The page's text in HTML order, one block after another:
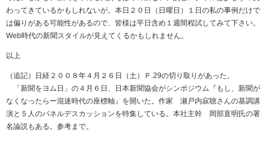
わってきているかもしれないが。本日２０日（日曜日）１日の私の事例だけで
は偏りがある可能性があるので、皆様は平日含め１週間程試してみて下さい。
Web時代の新聞スタイルが見えてくるかもしれません。
以上
（追記）日経２００８年４月２６日（土）Ｐ.29の切り取りがあった。
「新聞をヨム日」の４月６日、日本新聞協会がシンポジウム『もし、新聞が
なくなったらー混迷時代の座標軸』を開いた。作家 瀬戸内寂聴さんの基調講
演と５人のパネルデスカッションを特集している。本社主幹 岡部直明氏の署
名論説もある。参考まで。